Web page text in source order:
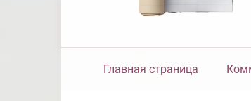
Главная страница